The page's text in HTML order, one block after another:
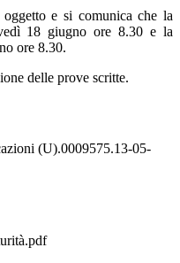
e si comunica che la
18 giugno ore 8.30 e la
ore 8.30.
delle prove scritte.
(U).0009575.13-05-